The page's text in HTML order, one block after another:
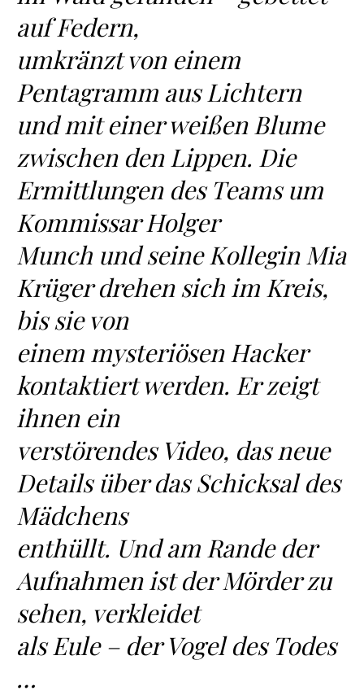
auf Federn,
umkränzt von einem
Pentagramm aus Lichtern
und mit einer weißen Blume
zwischen den Lippen. Die
Ermittlungen des Teams um
Kommissar Holger
Munch und seine Kollegin Mia
Krüger drehen sich im Kreis,
bis sie von
einem mysteriösen Hacker
kontaktiert werden. Er zeigt
ihnen ein
verstörendes Video, das neue
Details über das Schicksal des
Mädchens
enthüllt. Und am Rande der
Aufnahmen ist der Mörder zu
sehen, verkleidet
als Eule – der Vogel des Todes
…